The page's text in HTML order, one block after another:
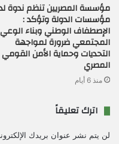
مؤسسة المصريين تنظم ندوة
مؤسسات الدولة وتؤكد :
الإصطفاف الوطني وبناء الوعي
المجتمعي ضرورة لمواجهة
التحديات وحماية الأمن القومي
المصري
منذ 6 أيام
اترك تعليقاً
لن يتم نشر عنوان بريدك